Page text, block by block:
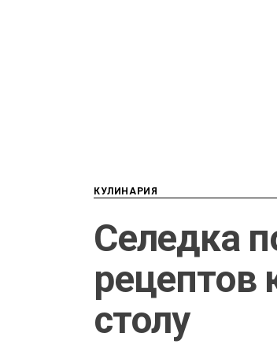
КУЛИНАРИЯ
Селедка
рецептов
столу